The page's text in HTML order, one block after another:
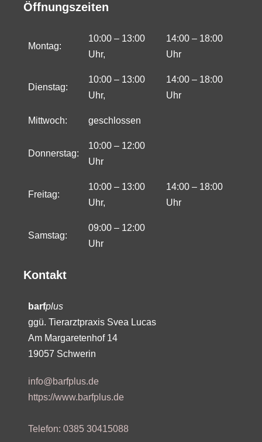
Öffnungszeiten
Montag:
10:00 – 13:00
Uhr,
14:00 – 18:00
Uhr
Dienstag:
10:00 – 13:00
Uhr,
14:00 – 18:00
Uhr
Mittwoch: geschlossen
Donnerstag:
10:00 – 12:00
Uhr
Freitag:
10:00 – 13:00
Uhr,
14:00 – 18:00
Uhr
Samstag:
09:00 – 12:00
Uhr
Kontakt
barfplus
ggü. Tierarztpraxis Svea Lucas
Am Margaretenhof 14
19057 Schwerin
info@barfplus.de
https://www.barfplus.de
Telefon: 0385 30415088